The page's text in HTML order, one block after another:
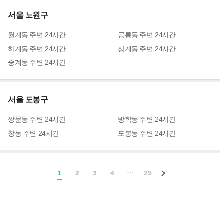
서울 노원구
월계동 주변 24시간 공릉동 주변 24시간
하계동 주변 24시간 상계동 주변 24시간
중계동 주변 24시간
서울 도봉구
쌍문동 주변 24시간 방학동 주변 24시간
창동 주변 24시간 도봉동 주변 24시간
1 2 3 4 … 25